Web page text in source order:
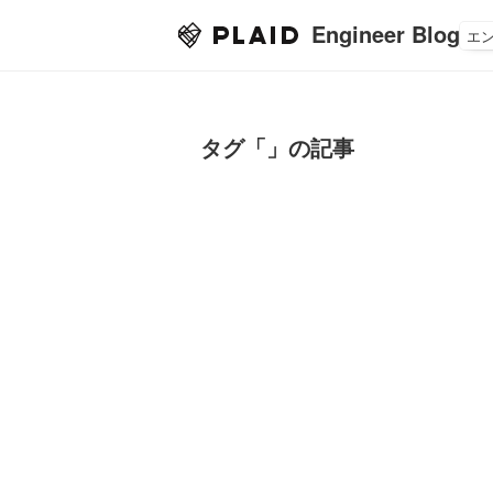
Engineer Blog エ
タグ「」の記事